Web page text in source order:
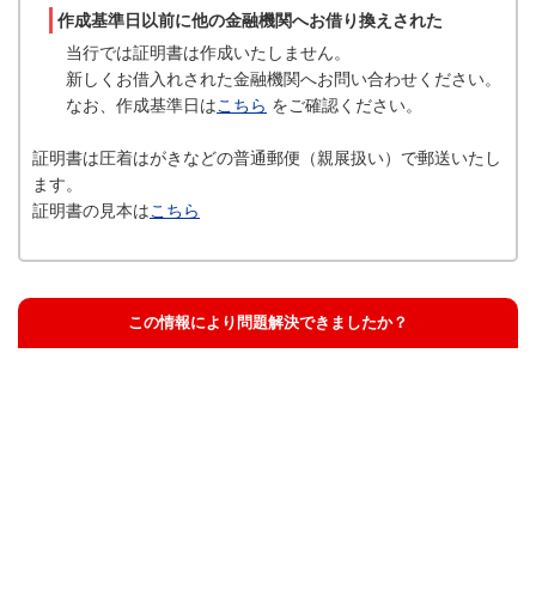
作成基準日以前に他の金融機関へお借り換えされた
当行では証明書は作成いたしません。
新しくお借入れされた金融機関へお問い合わせください。
なお、作成基準日はこちら をご確認ください。
証明書は圧着はがきなどの普通郵便（親展扱い）で郵送いたし
ます。
証明書の見本はこちら
この情報により問題解決できましたか？